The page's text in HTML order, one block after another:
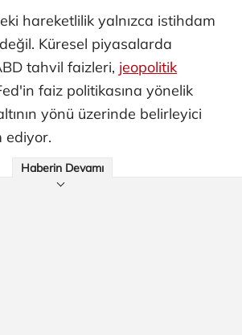
hareketlilik yalnızca istihdam
değil. Küresel piyasalarda
tahvil faizleri, jeopolitik
faiz politikasına yönelik
yönü üzerinde belirleyici
ediyor.
Haberin Devamı